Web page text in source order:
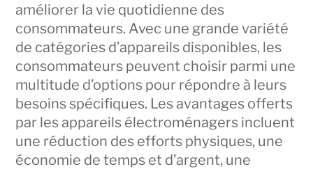
améliorer la vie quotidienne des
consommateurs. Avec une grande variété
de catégories d’appareils disponibles, les
consommateurs peuvent choisir parmi une
multitude d’options pour répondre à leurs
besoins spécifiques. Les avantages offerts
par les appareils électroménagers incluent
une réduction des efforts physiques, une
économie de temps et d’argent, une